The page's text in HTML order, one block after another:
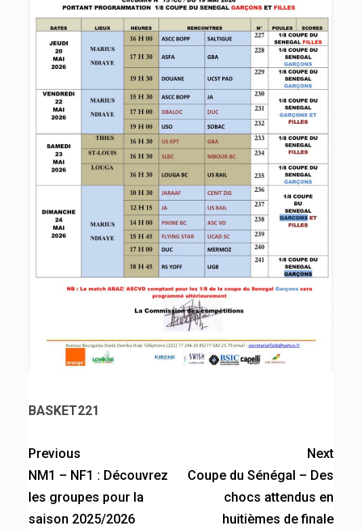
BASKET221
Previous
NM1 – NF1 : Découvrez
les groupes pour la
saison 2025/2026
Next
Coupe du Sénégal – Des
chocs attendus en
huitièmes de finale